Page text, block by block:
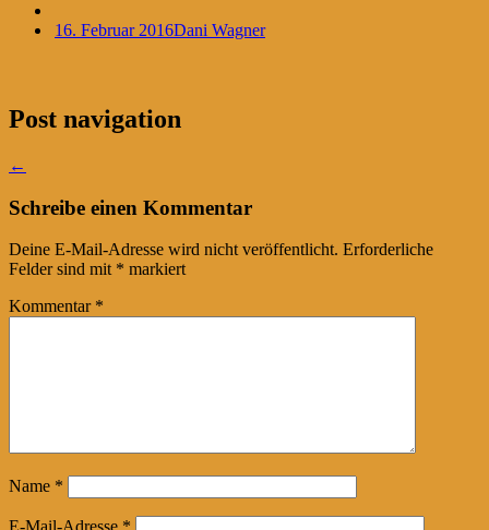
16. Februar 2016Dani Wagner
Post navigation
←
Schreibe einen Kommentar
Deine E-Mail-Adresse wird nicht veröffentlicht. Erforderliche
Felder sind mit * markiert
Kommentar *
Name *